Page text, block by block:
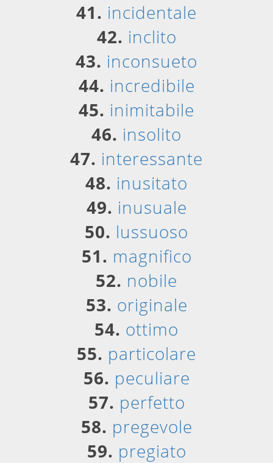
41. incidentale
42. inclito
43. inconsueto
44. incredibile
45. inimitabile
46. insolito
47. interessante
48. inusitato
49. inusuale
50. lussuoso
51. magnifico
52. nobile
53. originale
54. ottimo
55. particolare
56. peculiare
57. perfetto
58. pregevole
59. pregiato